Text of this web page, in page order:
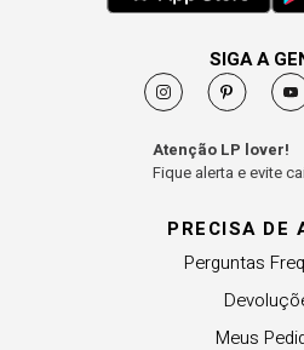
PRECISA DE
Perguntas
Meus
SIGA A
Atenção LP lover!
Fique alerta e evite